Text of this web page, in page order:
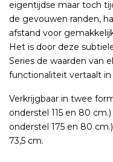
eigentijdse maar toch
de gevouwen randen,
afstand voor
Het is door deze
Series de waarden van
functionaliteit vertaalt
Verkrijgbaar in twee
onderstel 115 en 80
onderstel 175 en 80
73,5 cm.